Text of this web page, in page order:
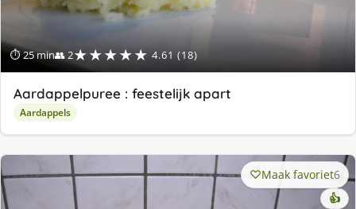
⏱ 25 min👥 2★★★★★ 4.61 (18)
Aardappelpuree : feestelijk apart
Aardappels
Maak favoriet6
👍